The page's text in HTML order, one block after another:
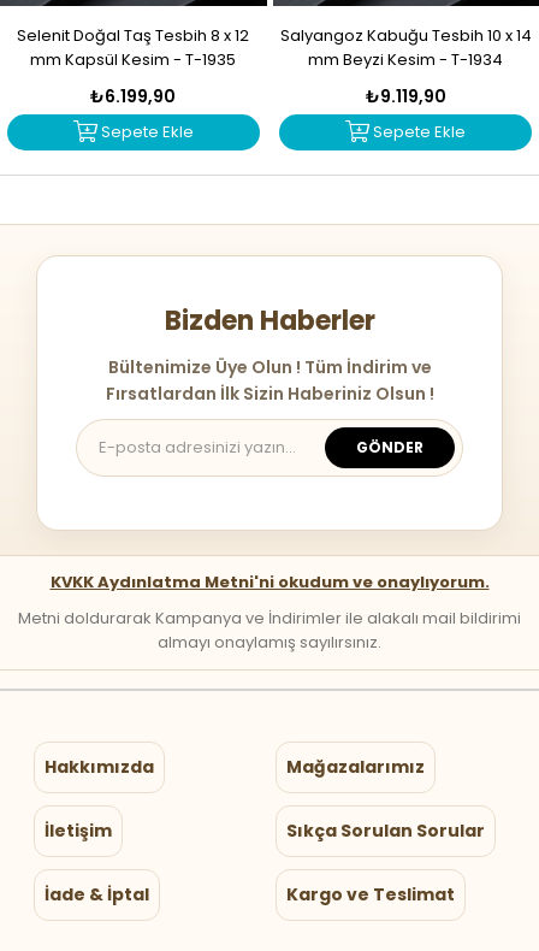
Selenit Doğal Taş Tesbih 8 x 12
mm Kapsül Kesim - T-1935
₺6.199,90
Sepete Ekle
Salyangoz Kabuğu Tesbih 10 x 14
mm Beyzi Kesim - T-1934
₺9.119,90
Sepete Ekle
Bizden Haberler
Bültenimize Üye Olun ! Tüm İndirim ve
Fırsatlardan İlk Sizin Haberiniz Olsun !
GÖNDER
KVKK Aydınlatma Metni'ni okudum ve onaylıyorum.
Metni doldurarak Kampanya ve İndirimler ile alakalı mail bildirimi
almayı onaylamış sayılırsınız.
Hakkımızda Mağazalarımız
İletişim Sıkça Sorulan Sorular
İade & İptal Kargo ve Teslimat